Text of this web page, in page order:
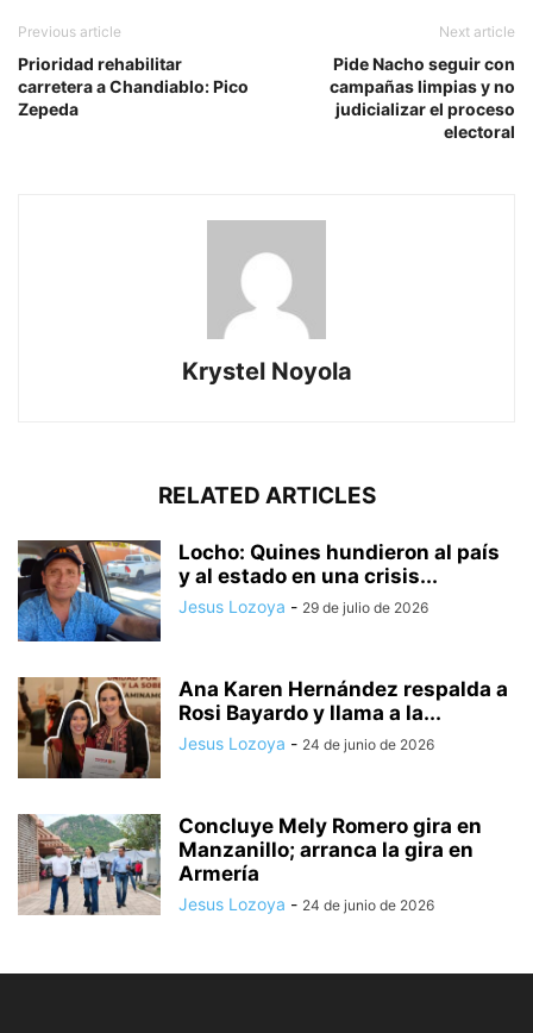
Previous article
Prioridad rehabilitar
carretera a Chandiablo: Pico
Zepeda
Next article
Pide Nacho seguir con
campañas limpias y no
judicializar el proceso
electoral
Krystel Noyola
RELATED ARTICLES
Locho: Quines hundieron al país
y al estado en una crisis...
Jesus Lozoya - 29 de julio de 2026
Ana Karen Hernández respalda a
Rosi Bayardo y llama a la...
Jesus Lozoya - 24 de junio de 2026
Concluye Mely Romero gira en
Manzanillo; arranca la gira en
Armería
Jesus Lozoya - 24 de junio de 2026